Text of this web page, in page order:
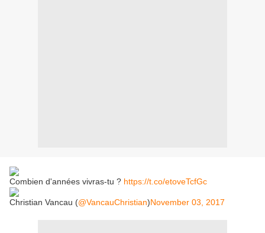
Combien d'années vivras-tu ? https://t.co/etoveTcfGc
Christian Vancau (@VancauChristian)November 03, 2017